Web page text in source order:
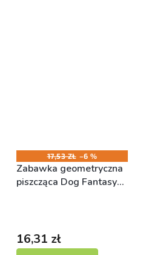
17,53 ZŁ –6 %
Zabawka geometryczna
piszcząca Dog Fantasy
16,31 zł